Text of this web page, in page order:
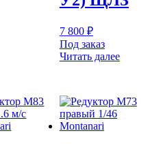
7 800 ₽
Под заказ
Читать далее